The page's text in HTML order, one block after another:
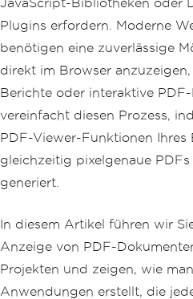
JavaScript-Bibliotheken oder
Plugins erfordern. Moderne
benötigen eine zuverlässige
direkt im Browser
Berichte oder interaktive
vereinfacht diesen Prozess,
PDF-Viewer-Funktionen Ihres
gleichzeitig pixelgenaue
generiert.
In diesem Artikel führen wir
Anzeige von PDF-
Projekten und zeigen, wie
Anwendungen erstellt, die